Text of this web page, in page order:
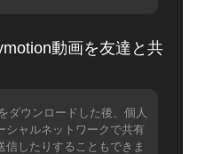
動画を友達と共
ダウンロードした後、個人
シャルネットワークで共有
信したりすることもできま